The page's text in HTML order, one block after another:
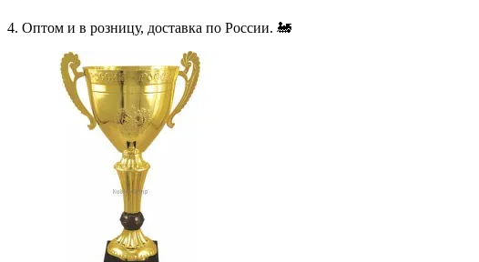
4. Оптом и в розницу, доставка по России. 🚂